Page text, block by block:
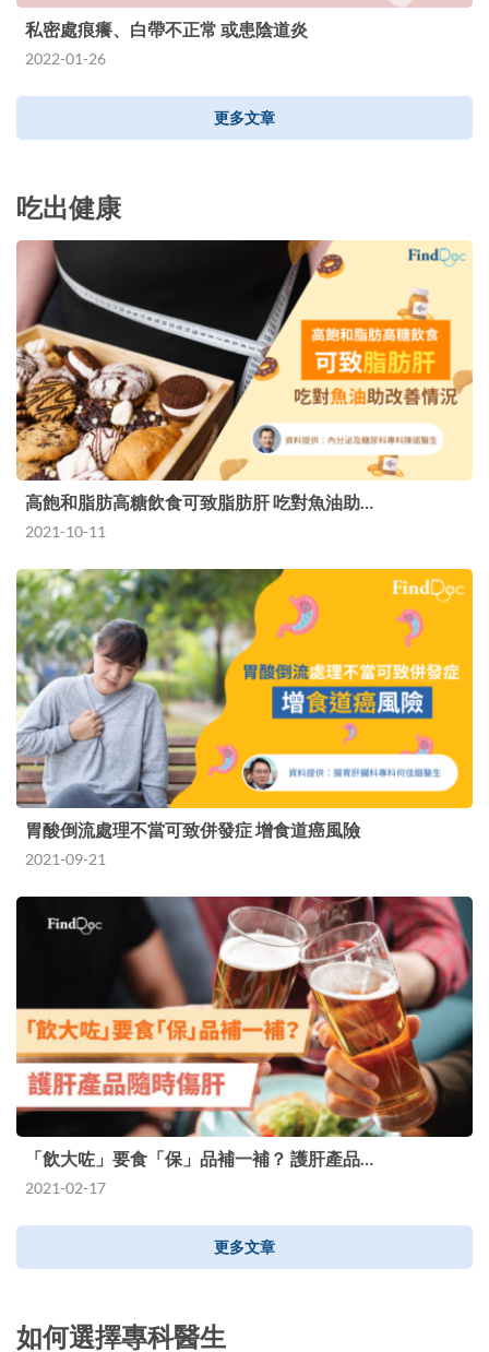
私密處痕癢、白帶不正常 或患陰道炎
2022-01-26
更多文章
吃出健康
高飽和脂肪高糖飲食可致脂肪肝 吃對魚油助…
2021-10-11
胃酸倒流處理不當可致併發症 增食道癌風險
2021-09-21
「飲大咗」要食「保」品補一補？ 護肝產品…
2021-02-17
更多文章
如何選擇專科醫生